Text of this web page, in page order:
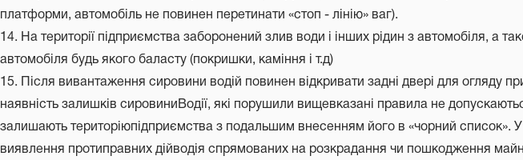
платформи, автомобіль не повинен перетинати «стоп - лінію» ваг).
14. На території підприємства заборонений злив води і інших рідин з автомобіля, а
автомобіля будь якого баласту (покришки, каміння і т.д)
15. Після вивантаження сировини водій повинен відкривати задні двері для огляду
наявність залишків сировиниВодії, які порушили вищевказані правила не
залишають територіюпідприємства з подальшим внесенням його в «чорний список». У
виявлення протиправних дійводія спрямованих на розкрадання чи пошкодження